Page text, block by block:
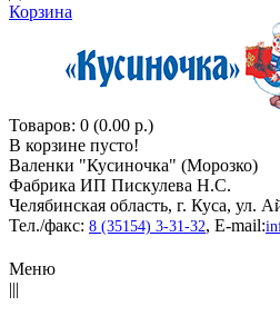
Корзина
Товаров: 0 (0.00 р.)
В корзине пусто!
Валенки "Кусиночкa" (Морозко)
Фабрика ИП Пискулева Н.С.
Челябинская область, г. Куса, ул.
Тел./факс: 8 (35154) 3-31-32, E-mail:
Меню
|||